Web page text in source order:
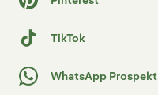
TikTok
WhatsApp Prospekt